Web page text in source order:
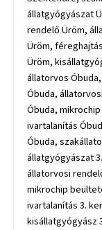
állatgyógyászat
rendelő Üröm,
Üröm,
Üröm,
állatorvos
Óbuda,
Óbuda,
ivartalanítás
Óbuda,
állatgyógyászat
állatorvosi
mikrochip
ivartalanítás 3.
kisállatgyógyász